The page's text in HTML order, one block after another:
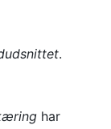
.
har